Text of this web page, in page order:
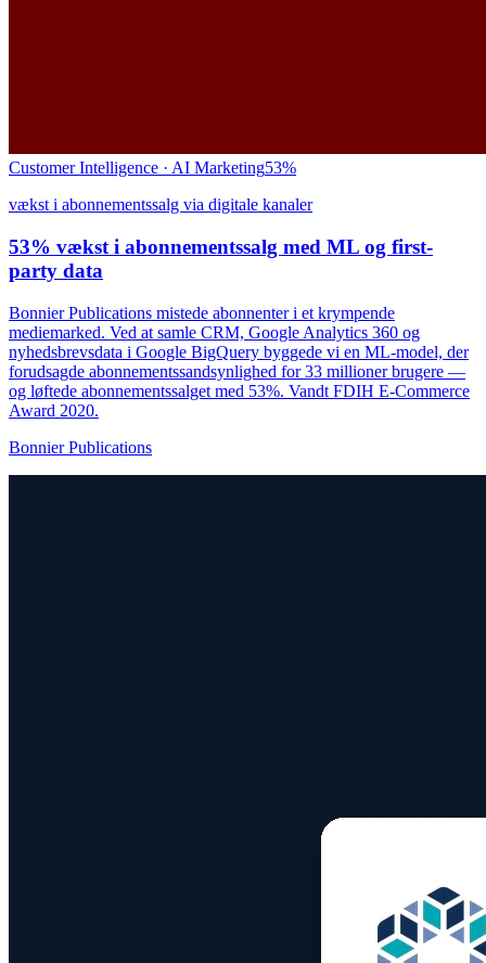
Customer Intelligence · AI Marketing53%
vækst i abonnementssalg via digitale kanaler
53% vækst i abonnementssalg med ML og first-
party data
Bonnier Publications mistede abonnenter i et krympende
mediemarked. Ved at samle CRM, Google Analytics 360 og
nyhedsbrevsdata i Google BigQuery byggede vi en ML-model, der
forudsagde abonnementssandsynlighed for 33 millioner brugere —
og løftede abonnementssalget med 53%. Vandt FDIH E-Commerce
Award 2020.
Bonnier Publications